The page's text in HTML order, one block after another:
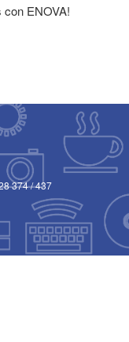
con ENOVA!
374/437